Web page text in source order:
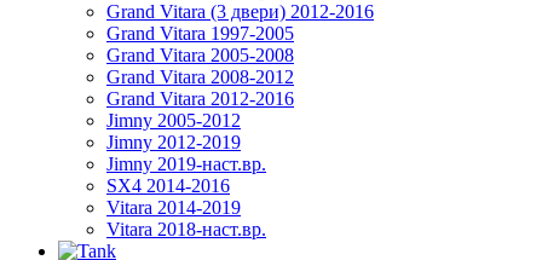
Grand Vitara (3 двери) 2012-2016
Grand Vitara 1997-2005
Grand Vitara 2005-2008
Grand Vitara 2008-2012
Grand Vitara 2012-2016
Jimny 2005-2012
Jimny 2012-2019
Jimny 2019-наст.вр.
SX4 2014-2016
Vitara 2014-2019
Vitara 2018-наст.вр.